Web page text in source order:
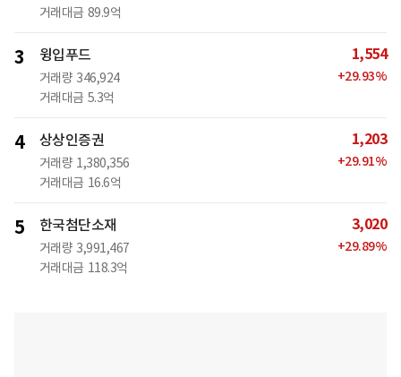
거래대금 89.9억
3 윙입푸드
거래량 346,924
거래대금 5.3억
1,554
+29.93%
4 상상인증권
거래량 1,380,356
거래대금 16.6억
1,203
+29.91%
5 한국첨단소재
거래량 3,991,467
거래대금 118.3억
3,020
+29.89%